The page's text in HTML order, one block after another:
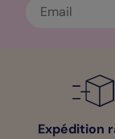
Expédition